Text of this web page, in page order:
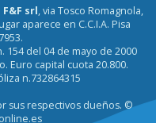
F&F srl, via Tosco Romagnola,
aparece en C.C.I.A. Pisa
154 del 04 de mayo de 2000
Euro capital cuota 20.800.
n.732864315
sus respectivos dueños. ©